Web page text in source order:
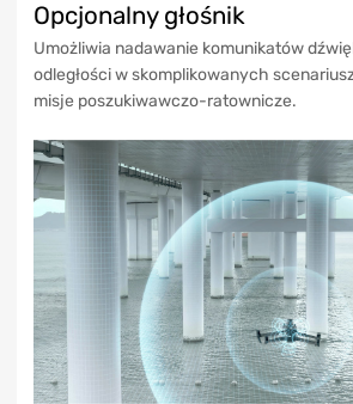
Opcjonalny głośnik
Umożliwia nadawanie komunikatów
odległości w skomplikowanych
misje poszukiwawczo-ratownicze.